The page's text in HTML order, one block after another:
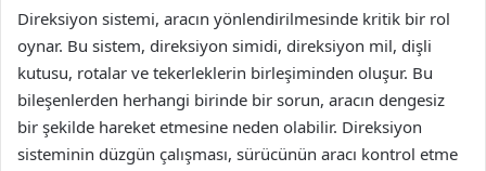
Direksiyon sistemi, aracın yönlendirilmesinde kritik bir rol
oynar. Bu sistem, direksiyon simidi, direksiyon mil, dişli
kutusu, rotalar ve tekerleklerin birleşiminden oluşur. Bu
bileşenlerden herhangi birinde bir sorun, aracın dengesiz
bir şekilde hareket etmesine neden olabilir. Direksiyon
sisteminin düzgün çalışması, sürücünün aracı kontrol etme